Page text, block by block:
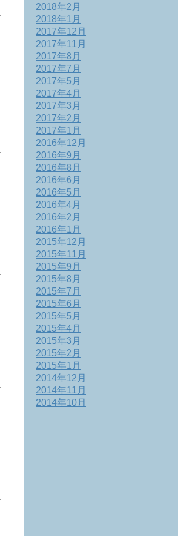
2018年2月
2018年1月
2017年12月
2017年11月
2017年8月
2017年7月
2017年5月
2017年4月
2017年3月
2017年2月
2017年1月
2016年12月
2016年9月
2016年8月
2016年6月
2016年5月
2016年4月
2016年2月
2016年1月
2015年12月
2015年11月
2015年9月
2015年8月
2015年7月
2015年6月
2015年5月
2015年4月
2015年3月
2015年2月
2015年1月
2014年12月
2014年11月
2014年10月